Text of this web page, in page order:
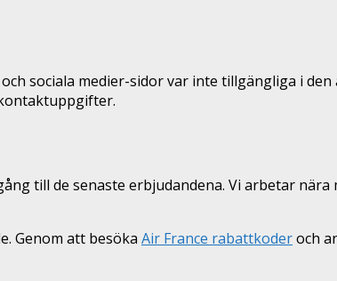
sociala medier-sidor var inte tillgängliga i den
till de senaste erbjudandena. Vi arbetar nära
Genom att besöka Air France rabattkoderoch